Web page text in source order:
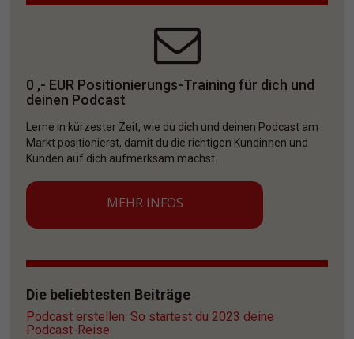
0 ,- EUR Positionierungs-Training für dich und
deinen Podcast
Lerne in kürzester Zeit, wie du dich und deinen Podcast am
Markt positionierst, damit du die richtigen Kundinnen und
Kunden auf dich aufmerksam machst.
MEHR INFOS
Die beliebtesten Beiträge
Podcast erstellen: So startest du 2023 deine
Podcast-Reise